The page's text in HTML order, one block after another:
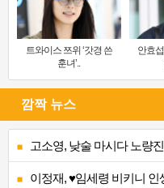
트와이스 쯔위 ‘갓경 쓴
훈녀’..
안효
깜짝 뉴스
고소영, 낮술 마시다 노량
이정재, ♥임세령 비키니